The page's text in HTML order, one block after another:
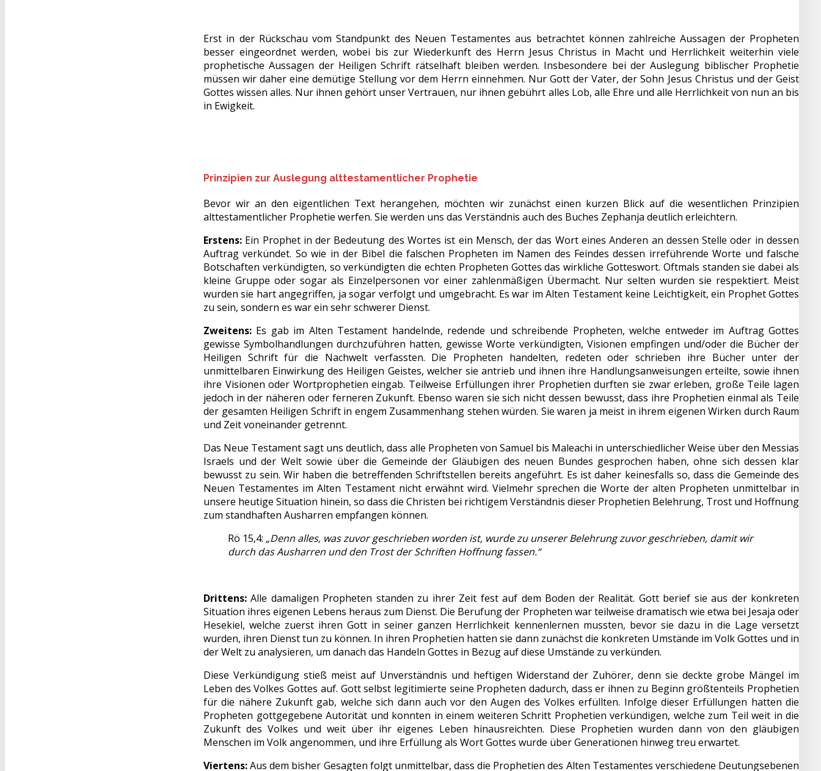
Erst in der Rückschau vom Standpunkt des Neuen Testamentes aus betrachtet können zahlreiche Aussagen der Propheten
besser eingeordnet werden, wobei bis zur Wiederkunft des Herrn Jesus Christus in Macht und Herrlichkeit weiterhin viele
prophetische Aussagen der Heiligen Schrift rätselhaft bleiben werden. Insbesondere bei der Auslegung biblischer Prophetie
müssen wir daher eine demütige Stellung vor dem Herrn einnehmen. Nur Gott der Vater, der Sohn Jesus Christus und der Geist
Gottes wissen alles. Nur ihnen gehört unser Vertrauen, nur ihnen gebührt alles Lob, alle Ehre und alle Herrlichkeit von nun an bis
in Ewigkeit.
Prinzipien zur Auslegung alttestamentlicher Prophetie
Bevor wir an den eigentlichen Text herangehen, möchten wir zunächst einen kurzen Blick auf die wesentlichen Prinzipien
alttestamentlicher Prophetie werfen. Sie werden uns das Verständnis auch des Buches Zephanja deutlich erleichtern.
Erstens: Ein Prophet in der Bedeutung des Wortes ist ein Mensch, der das Wort eines Anderen an dessen Stelle oder in dessen
Auftrag verkündet. So wie in der Bibel die falschen Propheten im Namen des Feindes dessen irreführende Worte und falsche
Botschaften verkündigten, so verkündigten die echten Propheten Gottes das wirkliche Gotteswort. Oftmals standen sie dabei als
kleine Gruppe oder sogar als Einzelpersonen vor einer zahlenmäßigen Übermacht. Nur selten wurden sie respektiert. Meist
wurden sie hart angegriffen, ja sogar verfolgt und umgebracht. Es war im Alten Testament keine Leichtigkeit, ein Prophet Gottes
zu sein, sondern es war ein sehr schwerer Dienst.
Zweitens: Es gab im Alten Testament handelnde, redende und schreibende Propheten, welche entweder im Auftrag Gottes
gewisse Symbolhandlungen durchzuführen hatten, gewisse Worte verkündigten, Visionen empfingen und/oder die Bücher der
Heiligen Schrift für die Nachwelt verfassten. Die Propheten handelten, redeten oder schrieben ihre Bücher unter der
unmittelbaren Einwirkung des Heiligen Geistes, welcher sie antrieb und ihnen ihre Handlungsanweisungen erteilte, sowie ihnen
ihre Visionen oder Wortprophetien eingab. Teilweise Erfüllungen ihrer Prophetien durften sie zwar erleben, große Teile lagen
jedoch in der näheren oder ferneren Zukunft. Ebenso waren sie sich nicht dessen bewusst, dass ihre Prophetien einmal als Teile
der gesamten Heiligen Schrift in engem Zusammenhang stehen würden. Sie waren ja meist in ihrem eigenen Wirken durch Raum
und Zeit voneinander getrennt.
Das Neue Testament sagt uns deutlich, dass alle Propheten von Samuel bis Maleachi in unterschiedlicher Weise über den Messias
Israels und der Welt sowie über die Gemeinde der Gläubigen des neuen Bundes gesprochen haben, ohne sich dessen klar
bewusst zu sein. Wir haben die betreffenden Schriftstellen bereits angeführt. Es ist daher keinesfalls so, dass die Gemeinde des
Neuen Testamentes im Alten Testament nicht erwähnt wird. Vielmehr sprechen die Worte der alten Propheten unmittelbar in
unsere heutige Situation hinein, so dass die Christen bei richtigem Verständnis dieser Prophetien Belehrung, Trost und Hoffnung
zum standhaften Ausharren empfangen können.
Rö 15,4: „Denn alles, was zuvor geschrieben worden ist, wurde zu unserer Belehrung zuvor geschrieben, damit wir
durch das Ausharren und den Trost der Schriften Hoffnung fassen.“
Drittens: Alle damaligen Propheten standen zu ihrer Zeit fest auf dem Boden der Realität. Gott berief sie aus der konkreten
Situation ihres eigenen Lebens heraus zum Dienst. Die Berufung der Propheten war teilweise dramatisch wie etwa bei Jesaja oder
Hesekiel, welche zuerst ihren Gott in seiner ganzen Herrlichkeit kennenlernen mussten, bevor sie dazu in die Lage versetzt
wurden, ihren Dienst tun zu können. In ihren Prophetien hatten sie dann zunächst die konkreten Umstände im Volk Gottes und in
der Welt zu analysieren, um danach das Handeln Gottes in Bezug auf diese Umstände zu verkünden.
Diese Verkündigung stieß meist auf Unverständnis und heftigen Widerstand der Zuhörer, denn sie deckte grobe Mängel im
Leben des Volkes Gottes auf. Gott selbst legitimierte seine Propheten dadurch, dass er ihnen zu Beginn größtenteils Prophetien
für die nähere Zukunft gab, welche sich dann auch vor den Augen des Volkes erfüllten. Infolge dieser Erfüllungen hatten die
Propheten gottgegebene Autorität und konnten in einem weiteren Schritt Prophetien verkündigen, welche zum Teil weit in die
Zukunft des Volkes und weit über ihr eigenes Leben hinausreichten. Diese Prophetien wurden dann von den gläubigen
Menschen im Volk angenommen, und ihre Erfüllung als Wort Gottes wurde über Generationen hinweg treu erwartet.
Viertens:Aus dem bisher Gesagten folgt unmittelbar, dass die Prophetien des Alten Testamentes verschiedene Deutungsebenen